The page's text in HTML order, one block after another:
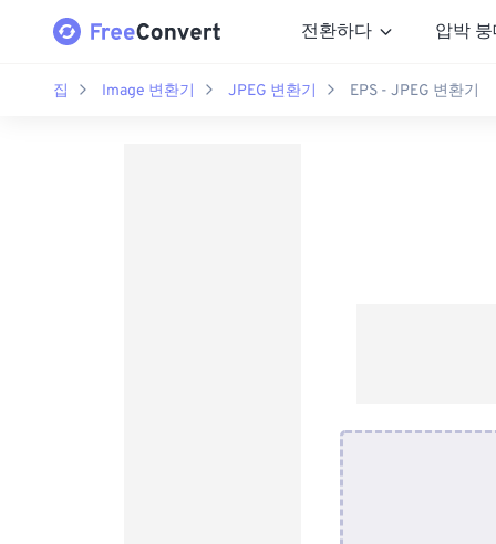
전환하다 압박 붕
집 Image 변환기 JPEG 변환기 EPS - JPEG 변환기